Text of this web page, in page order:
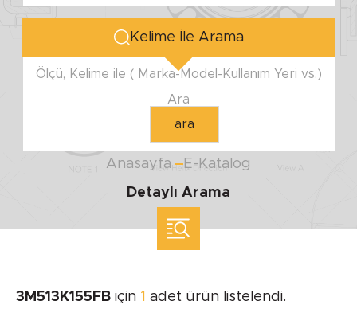
Kelime İle Arama
Ölçü, Kelime ile ( Marka-Model-Kullanım Yeri vs.)
Ara
ara
Anasayfa
E-Katalog
Detaylı Arama
YÜKSEKLİK
Minimum
ölçü ile arama yap
3M513K155FB için 1 adet ürün listelendi.